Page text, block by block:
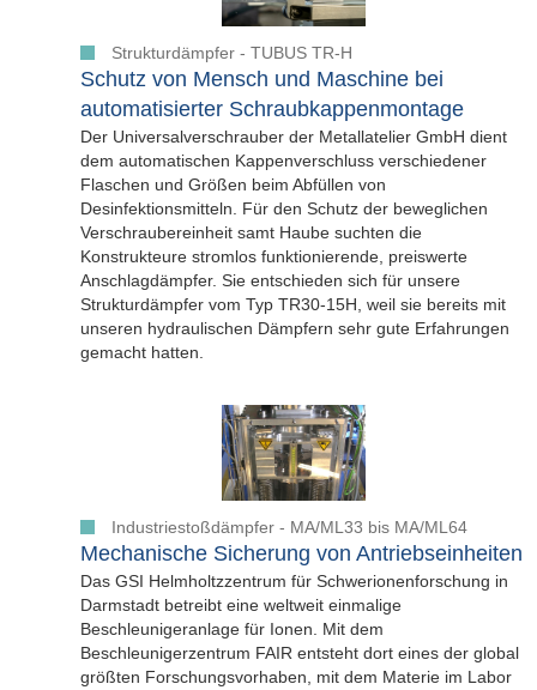
Strukturdämpfer - TUBUS TR-H
Schutz von Mensch und Maschine bei
automatisierter Schraubkappenmontage
Der Universalverschrauber der Metallatelier GmbH dient
dem automatischen Kappenverschluss verschiedener
Flaschen und Größen beim Abfüllen von
Desinfektionsmitteln. Für den Schutz der beweglichen
Verschraubereinheit samt Haube suchten die
Konstrukteure stromlos funktionierende, preiswerte
Anschlagdämpfer. Sie entschieden sich für unsere
Strukturdämpfer vom Typ TR30-15H, weil sie bereits mit
unseren hydraulischen Dämpfern sehr gute Erfahrungen
gemacht hatten.
Industriestoßdämpfer - MA/ML33 bis MA/ML64
Mechanische Sicherung von Antriebseinheiten
Das GSI Helmholtzzentrum für Schwerionenforschung in
Darmstadt betreibt eine weltweit einmalige
Beschleunigeranlage für Ionen. Mit dem
Beschleunigerzentrum FAIR entsteht dort eines der global
größten Forschungsvorhaben, mit dem Materie im Labor